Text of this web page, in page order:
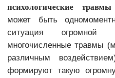
психологические травмы
может быть
ситуация огромной
многочисленные травмы
различным
формируют такую